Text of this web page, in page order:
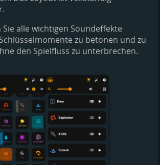
alle wichtigen Soundeffekte
zu betonen und zu
den Spielfluss zu unterbrechen.